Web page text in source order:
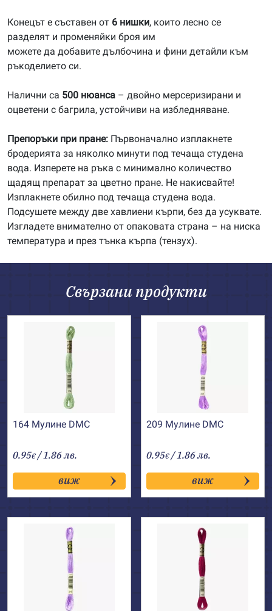
Конецът е съставен от 6 нишки, които лесно се
разделят и променяйки броя им
можете да добавите дълбочина и фини детайли към
ръкоделието си.
Налични са 500 нюанса – двойно мерсеризирани и
оцветени с багрила, устойчиви на избледняване.
Препоръки при пране: Първоначално изплакнете
бродерията за няколко минути под течаща студена
вода. Изперете на ръка с минимално количество
щадящ препарат за цветно пране. Не накисвайте!
Изплакнете обилно под течаща студена вода.
Подсушете между две хавлиени кърпи, без да усуквате.
Изгладете внимателно от опаковата страна – на ниска
температура и през тънка кърпа (тензух).
Свързани продукти
164 Мулине DMC
0.95€ / 1.86 лв.
виж
209 Мулине DMC
0.95€ / 1.86 лв.
виж